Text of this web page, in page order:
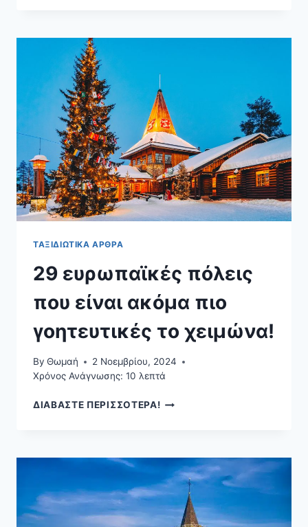
ΛΟΥΞΕΜΒΟΎΡΓΟ:
ΓΡΑΦΙΚΈΣ
ΔΙΑΔΡΟΜΈΣ
ΤΑΞΙΔΙΩΤΙΚΆ ΆΡΘΡΑ
29 ευρωπαϊκές πόλεις
που είναι ακόμα πιο
γοητευτικές το χειμώνα!
By Θωμαή
2 Νοεμβρίου, 2024
Χρόνος Ανάγνωσης: 10 λεπτά
ΔΙΑΒΑΣΤΕ ΠΕΡΙΣΣΟΤΕΡΑ!29
ΕΊΝΑΙ
ΑΚΌΜΑ
ΠΙΟ
ΓΟΗΤΕΥΤΙΚΈΣ
ΤΟ